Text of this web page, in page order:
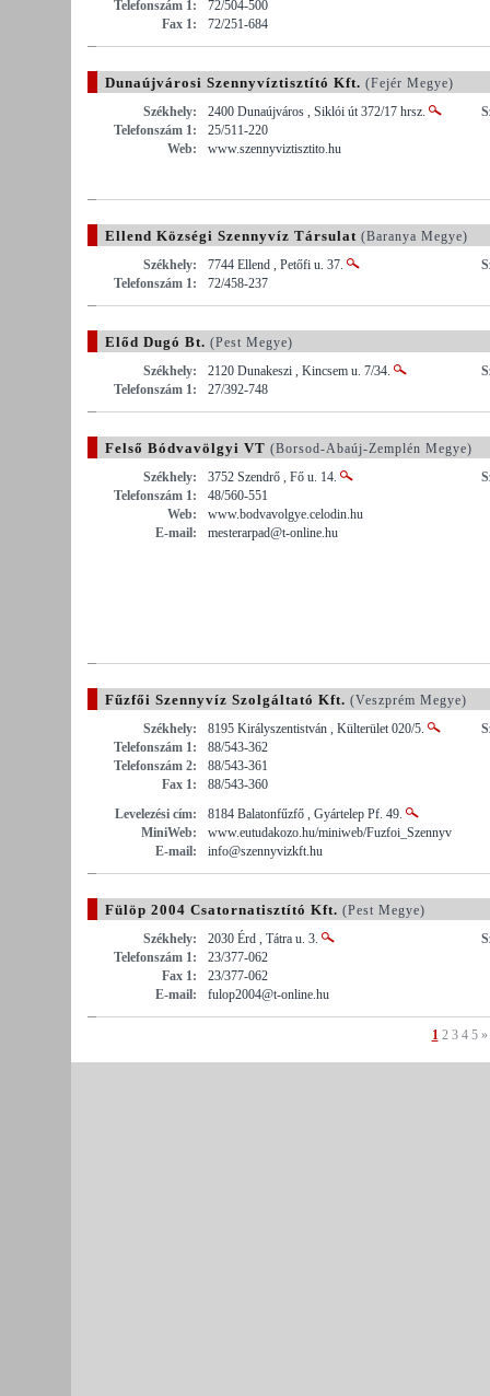
Telefonszám 1:
72/504-500
Fax 1:
72/251-684
Dunaújvárosi Szennyvíztisztító Kft. (Fejér Megye)
Székhely:
2400 Dunaújváros , Siklói út 372/17 hrsz.
Telefonszám 1:
25/511-220
Web:
www.szennyviztisztito.hu
Ellend Községi Szennyvíz Társulat (Baranya Megye)
Székhely:
7744 Ellend , Petőfi u. 37.
Telefonszám 1:
72/458-237
Előd Dugó Bt. (Pest Megye)
Székhely:
2120 Dunakeszi , Kincsem u. 7/34.
Telefonszám 1:
27/392-748
Felső Bódvavölgyi VT (Borsod-Abaúj-Zemplén Megye)
Székhely:
3752 Szendrő , Fő u. 14.
Telefonszám 1:
48/560-551
Web:
www.bodvavolgye.celodin.hu
E-mail:
mesterarpad@t-online.hu
Fűzfői Szennyvíz Szolgáltató Kft. (Veszprém Megye)
Székhely:
8195 Királyszentistván , Külterület 020/5.
Telefonszám 1:
88/543-362
Telefonszám 2:
88/543-361
Fax 1:
88/543-360
Levelezési cím:
8184 Balatonfűzfő , Gyártelep Pf. 49.
MiniWeb:
www.eutudakozo.hu/miniweb/Fuzfoi_Szennyv
E-mail:
info@szennyvizkft.hu
Fülöp 2004 Csatornatisztító Kft. (Pest Megye)
Székhely:
2030 Érd , Tátra u. 3.
Telefonszám 1:
23/377-062
Fax 1:
23/377-062
E-mail:
fulop2004@t-online.hu
1 2 3 4 5 »